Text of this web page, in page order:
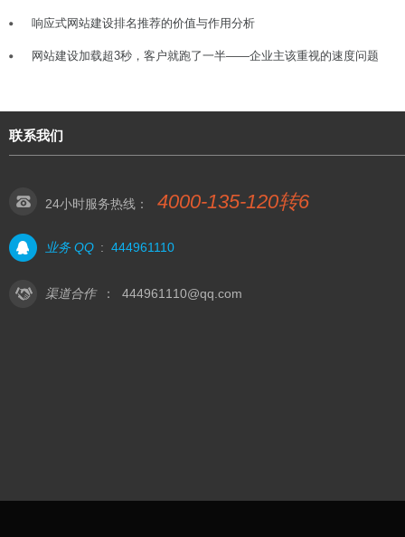
响应式网站建设排名推荐的价值与作用分析
网站建设加载超3秒，客户就跑了一半——企业主该重视的速度问题
联系我们
24小时服务热线： 4000-135-120转6
业务 QQ : 444961110
渠道合作 ： 444961110@qq.com